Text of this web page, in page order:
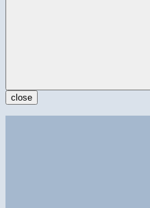
close